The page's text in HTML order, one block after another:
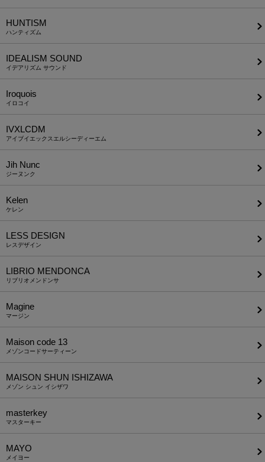
HUNTISM
ハンティズム
IDEALISM SOUND
イデアリズム サウンド
Iroquois
イロコイ
IVXLCDM
アイブイエックスエルシーディーエム
Jih Nunc
ジーヌンク
Kelen
ケレン
LESS DESIGN
レスデザイン
LIBRIO MENDONCA
リブリオメンドンサ
Magine
マージン
Maison code 13
メゾンコードサーティーン
MAISON SHUN ISHIZAWA
メゾン シュン イシザワ
masterkey
マスターキー
MAYO
メイヨー